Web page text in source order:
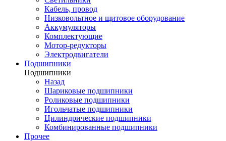
Кабель, провод
Низковольтное и щитовое оборудование
Аккумуляторы
Комплектующие
Мотор-редукторы
Электродвигатели
Подшипники
Подшипники
Назад
Шариковые подшипники
Роликовые подшипники
Игольчатые подшипники
Цилиндрические подшипники
Комбинированные подшипники
Прочее